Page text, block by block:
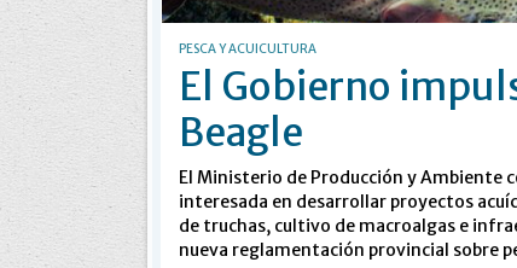
PESCA Y ACUICULTURA
El Gobierno
Beagle
El Ministerio de Producción y Ambiente
interesada en desarrollar proyectos
de truchas, cultivo de macroalgas e
nueva reglamentación provincial sobre